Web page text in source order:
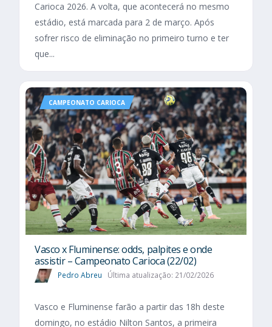
Carioca 2026. A volta, que acontecerá no mesmo
estádio, está marcada para 2 de março. Após
sofrer risco de eliminação no primeiro turno e ter
que...
CAMPEONATO CARIOCA
Vasco x Fluminense: odds, palpites e onde
assistir – Campeonato Carioca (22/02)
Pedro Abreu Última atualização: 21/02/2026
Vasco e Fluminense farão a partir das 18h deste
domingo, no estádio Nilton Santos, a primeira